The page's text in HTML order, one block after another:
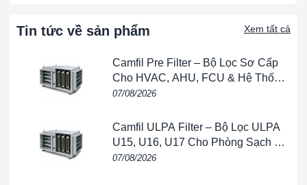
Độ sâu bộ lọc (mm)
Loại phương tiện lọc (Tiêu chuẩn)
: ePTFE
Vật liệu khung
: Nhôm
Kiểu bộ phân cách: Hot Melt
Cổ ống dẫn khí (mm)
: 250, 300
Bộ phân phối khí vào
: Tấm phân phối có thể điều chỉnh
Vật liệu nắp trên (Tiêu chuẩn)
Tin tức về sản phẩm Xem tất cả
Camfil Pre Filter – Bộ Lọc Sơ Cấp
Cho HVAC, AHU, FCU & Hệ Thống
Thông Gió
07/08/2026
Camfil ULPA Filter – Bộ Lọc ULPA
U15, U16, U17 Cho Phòng Sạch &
Bán Dẫn
07/08/2026